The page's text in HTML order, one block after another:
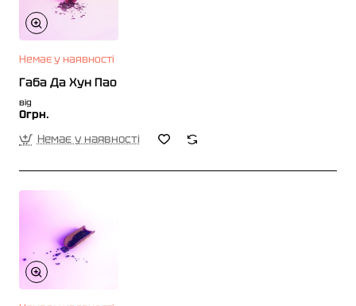
Немає у наявності
Габа Да Хун Пао
від
0грн.
Немає у наявності